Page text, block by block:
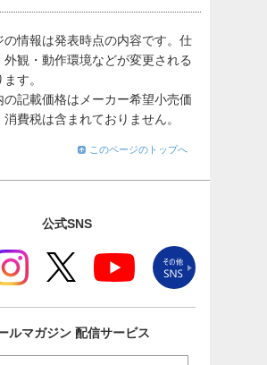
の情報は発表時点の内容です。仕
外観・動作環境などが変更される
す。
の記載価格はメーカー希望小売価
費税は含まれておりません。
このページのトップへ
公式SNS
ルマガジン 配信サービス